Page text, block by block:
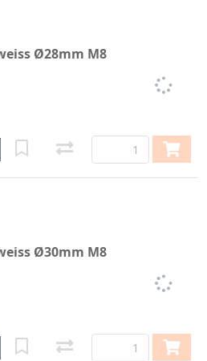
Ø28mm M8
Ø30mm M8